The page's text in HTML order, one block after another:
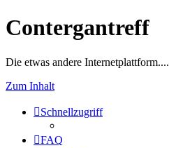
Contergantreff
Die etwas andere Internetplattform....
Zum Inhalt
Schnellzugriff
FAQ